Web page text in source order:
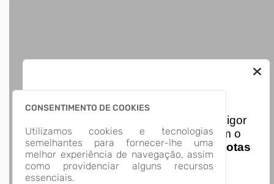
CONSENTIMENTO DE COOKIES
Utilizamos cookies e tecnologias
semelhantes para fornecer-lhe uma
melhor experiência de navegação, assim
como providenciar alguns recursos
essenciais.
entra em vigor
a obrigatoriedade de integração com o
Ambiente de Dados Nacional das
Notas
de Serviço Eletrônicascom isso
entraram em vigor
novas regras,